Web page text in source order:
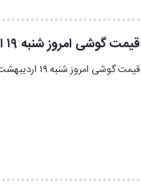
قیمت گوشی امروز شنبه ۱۹ اردیبهشت ۱۴۰۵
قیمت گوشی امروز شنبه ۱۹ اردیبهشت ۱۴۰۵